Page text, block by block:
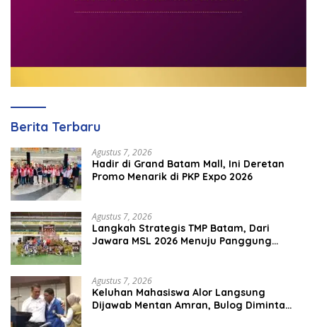
Berita Terbaru
Agustus 7, 2026
Hadir di Grand Batam Mall, Ini Deretan
Promo Menarik di PKP Expo 2026
Agustus 7, 2026
Langkah Strategis TMP Batam, Dari
Jawara MSL 2026 Menuju Panggung
Agustus 7, 2026
Keluhan Mahasiswa Alor Langsung
Dijawab Mentan Amran, Bulog Diminta